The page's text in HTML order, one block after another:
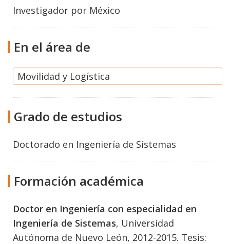
Investigador por México
En el área de
Movilidad y Logística
Grado de estudios
Doctorado en Ingeniería de Sistemas
Formación académica
Doctor en Ingeniería con especialidad en
Ingeniería de Sistemas, Universidad
Autónoma de Nuevo León, 2012-2015. Tesis: